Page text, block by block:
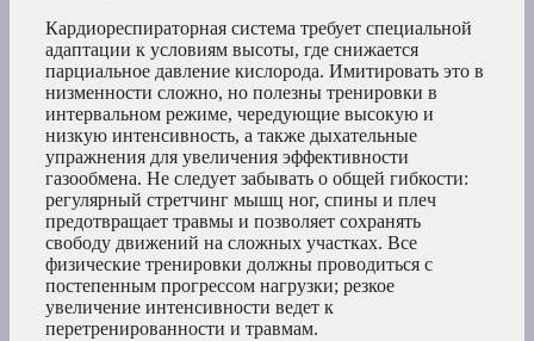
Кардиореспираторная система требует специальной
адаптации к условиям высоты, где снижается
парциальное давление кислорода. Имитировать это в
низменности сложно, но полезны тренировки в
интервальном режиме, чередующие высокую и
низкую интенсивность, а также дыхательные
упражнения для увеличения эффективности
газообмена. Не следует забывать о общей гибкости:
регулярный стретчинг мышц ног, спины и плеч
предотвращает травмы и позволяет сохранять
свободу движений на сложных участках. Все
физические тренировки должны проводиться с
постепенным прогрессом нагрузки; резкое
увеличение интенсивности ведет к
перетренированности и травмам.